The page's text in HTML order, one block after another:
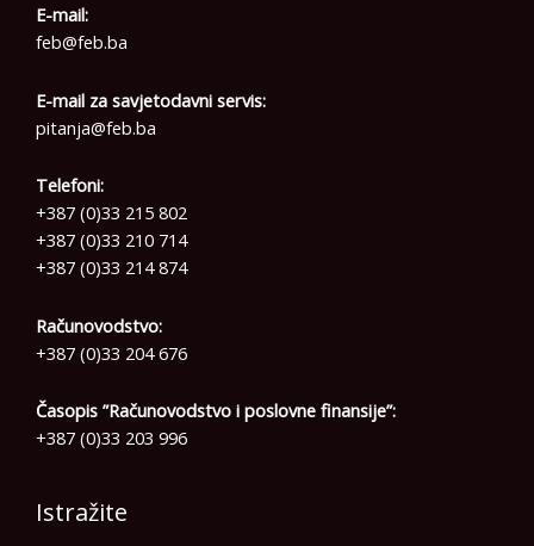
E-mail:
feb@feb.ba
E-mail za savjetodavni servis:
pitanja@feb.ba
Telefoni:
+387 (0)33 215 802
+387 (0)33 210 714
+387 (0)33 214 874
Računovodstvo:
+387 (0)33 204 676
Časopis ”Računovodstvo i poslovne finansije”:
+387 (0)33 203 996
Istražite